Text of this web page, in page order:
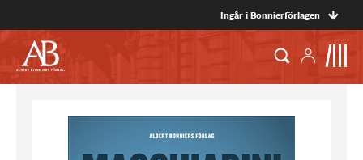
Ingår i Bonnierförlagen